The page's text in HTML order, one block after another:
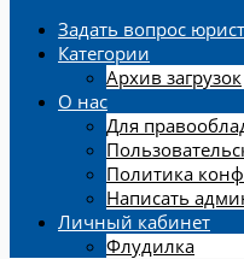
Задать вопрос
Категории
Архив загрузок
О нас
Для
Политика
Написать
Личный кабинет
Флудилка